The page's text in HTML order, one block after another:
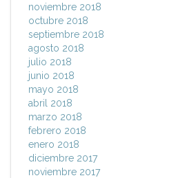
noviembre 2018
octubre 2018
septiembre 2018
agosto 2018
julio 2018
junio 2018
mayo 2018
abril 2018
marzo 2018
febrero 2018
enero 2018
diciembre 2017
noviembre 2017